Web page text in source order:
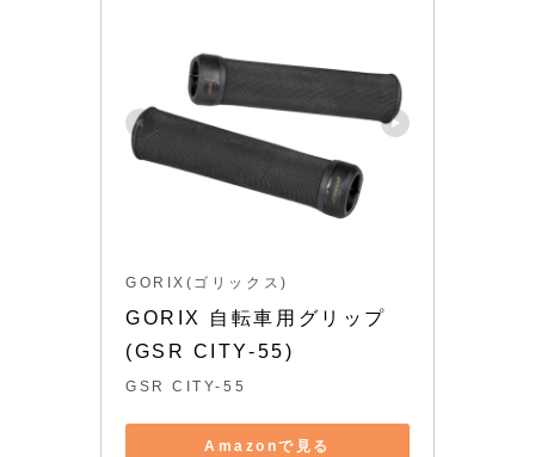
GORIX(ゴリックス)
GORIX 自転車用グリップ
(GSR CITY-55)
GSR CITY-55
Amazonで見る